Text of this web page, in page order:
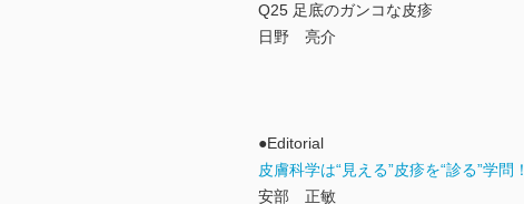
Q25 足底のガンコな皮疹
日野 亮介
●Editorial
皮膚科学は“見える”皮疹を“診る”学問！
安部 正敏